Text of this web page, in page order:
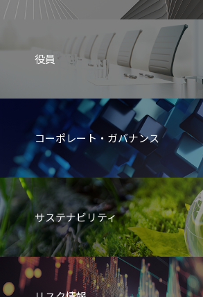
役員
コーポレート・ガバナンス
サステナビリティ